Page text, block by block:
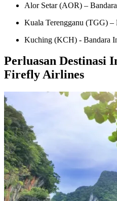
Alor Setar (AOR) –
Kuala Terengganu (TGG) –
Kuching (KCH) - Bandara
Perluasan Destinasi
Firefly Airlines